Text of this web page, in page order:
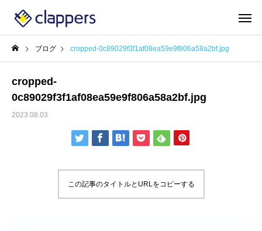
ブログ cropped-0c89029f3f1af08ea59e9f806a58a2bf.jpg
cropped-
0c89029f3f1af08ea59e9f806a58a2bf.jpg
2023.08.03
この記事のタイトルとURLをコピーする